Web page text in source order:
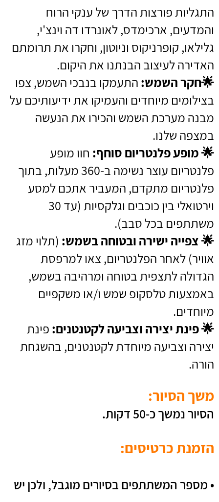
התגליות פורצות הדרך של ענקי הרוח
והמדעים, ארכימדס, לאונרדו דה וינצ'י,
גלילאו, קופרניקוס וניוטון, וחקרו את תרומתם
האדירה לעיצוב הבנתנו את היקום.
🌟חקר השמש: התעמקו בנבכי השמש, צפו
בצילומים מיוחדים והעמיקו את ידיעותיכם על
מבנה מערכת השמש והכירו את הנעשה
במצפה שלנו.
🌟מופע פלנטריום סוחף: חוו מופע
פלנטריום עוצר נשימה ב-360 מעלות, בתוך
פלנטריום מתקדם, המעביר אתכם למסע
וירטואלי בין כוכבים וגלקסיות (עד 30
משתתפים בכל סבב).
🌟צפייה ישירה ובטוחה בשמש: (תלוי מזג
אוויר) לאחר הפלנטריום, צאו למרפסת
הגדולה לתצפית בטוחה ומרהיבה בשמש,
באמצעות טלסקופ שמש ו/או משקפיים
מיוחדים.
🌟פינת יצירה וצביעה לקטנטנים: פינת
יצירה וצביעה מיוחדת לקטנטנים, בהשגחת
הורה.
משך הסיור:
הסיור נמשך כ-50 דקות.
הזמנת כרטיסים:
• מספר המשתתפים בסיורים מוגבל, ולכן יש